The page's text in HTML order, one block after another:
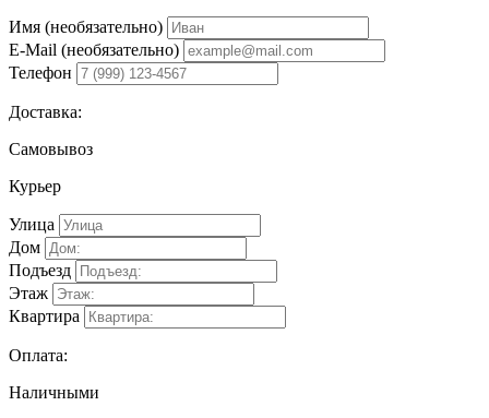
Имя (необязательно)
E-Mail (необязательно)
Телефон
Доставка:
Самовывоз
Курьер
Улица
Дом
Подъезд
Этаж
Квартира
Оплата:
Наличными